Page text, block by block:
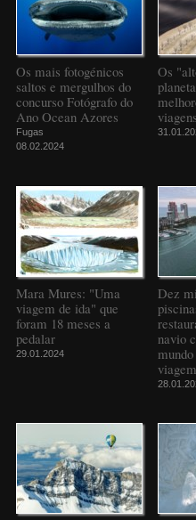
Os mais fotogénicos
saltos e mergulhos do
concurso Fotógrafo do
Ano Ocean Azores
Fugas
08.02.2024
Os
Mara Mures: "Uma
viagem de ida" que
foram 18 meses a
pedalar
29.01.2024
Dez
navio